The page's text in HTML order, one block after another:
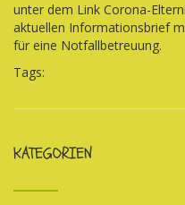
unter dem Link Corona-
aktuellen Informationsbrief
für eine Notfallbetreuung.
Tags:
KATEGORIEN